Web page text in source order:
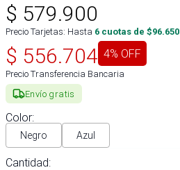
$ 579.900
Precio Tarjetas: Hasta 6 cuotas de $96.650
$ 556.704 4% OFF
Precio Transferencia Bancaria
Envío gratis
Color:
Negro Azul
Cantidad: